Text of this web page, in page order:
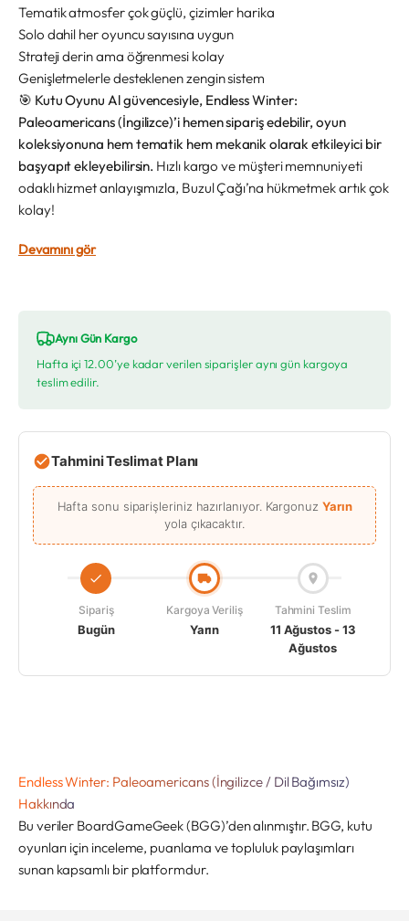
Tematik atmosfer çok güçlü, çizimler harika
Solo dahil her oyuncu sayısına uygun
Strateji derin ama öğrenmesi kolay
Genişletmelerle desteklenen zengin sistem
🎯 Kutu Oyunu Al güvencesiyle, Endless Winter:
Paleoamericans (İngilizce)’i hemen sipariş edebilir, oyun
koleksiyonuna hem tematik hem mekanik olarak etkileyici bir
başyapıt ekleyebilirsin. Hızlı kargo ve müşteri memnuniyeti
odaklı hizmet anlayışımızla, Buzul Çağı’na hükmetmek artık çok
kolay!
Devamını gör
Aynı Gün Kargo
Hafta içi 12.00’ye kadar verilen siparişler aynı gün kargoya
teslim edilir.
Tahmini Teslimat Planı
Hafta sonu siparişleriniz hazırlanıyor. Kargonuz Yarın
yola çıkacaktır.
Sipariş
Bugün
Kargoya Veriliş
Yarın
Tahmini Teslim
11 Ağustos - 13
Ağustos
Endless Winter: Paleoamericans (İngilizce / Dil Bağımsız)
Hakkında
Bu veriler BoardGameGeek (BGG)’den alınmıştır. BGG, kutu
oyunları için inceleme, puanlama ve topluluk paylaşımları
sunan kapsamlı bir platformdur.